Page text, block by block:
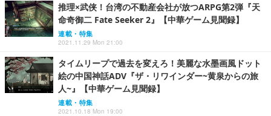
推理×武侠！台湾の不動産会社が放つARPG第2弾『天
命奇御二 Fate Seeker 2』【中華ゲーム見聞録】
連載・特集
2021.11.29 Mon 21:00
タイムリープで過去を変えろ！美麗な水墨画風ドット
絵の中国神話ADV『ザ・リワインダー~黄泉からの旅
人~』【中華ゲーム見聞録】
連載・特集
2021.10.18 Mon 19:00